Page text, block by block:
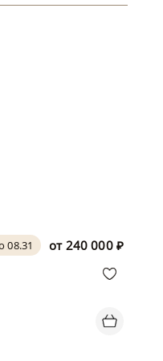
от 240 000 ₽
08.31